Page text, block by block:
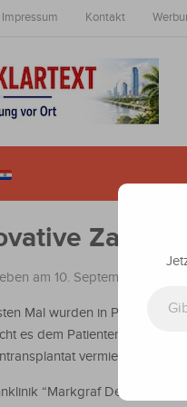
Impressum Kontakt
am 10. September 2015
Mal wurden in Paraguay
es dem Patienten
vermieden,
“Markgraf Dental